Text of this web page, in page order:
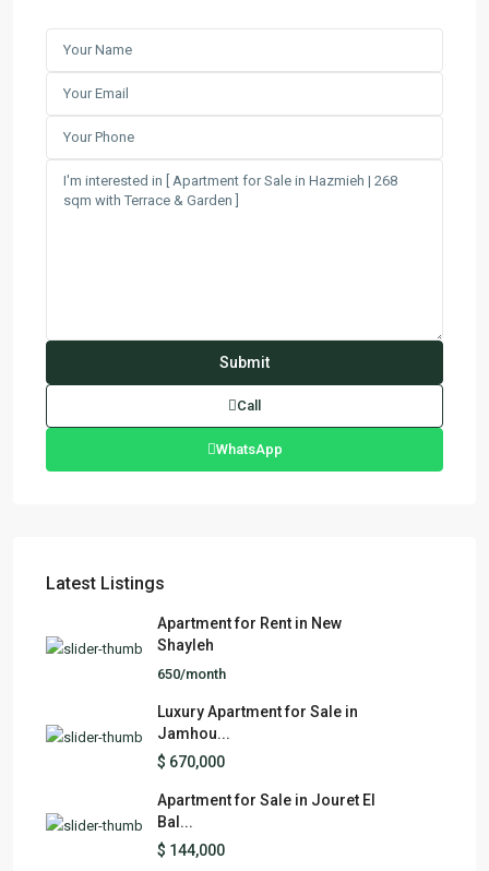
Call
WhatsApp
Latest Listings
Apartment for Rent in New
Shayleh
650/month
Luxury Apartment for Sale in
Jamhou...
$ 670,000
Apartment for Sale in Jouret El
Bal...
$ 144,000